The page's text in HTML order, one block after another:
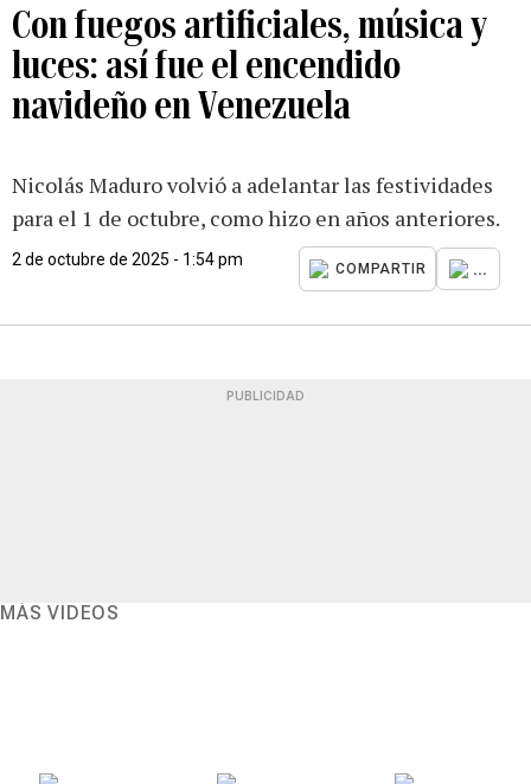
Con fuegos artificiales, música y
luces: así fue el encendido
navideño en Venezuela
Nicolás Maduro volvió a adelantar las festividades
para el 1 de octubre, como hizo en años anteriores.
2 de octubre de 2025 - 1:54 pm
COMPARTIR ...
PUBLICIDAD
MÁS VIDEOS